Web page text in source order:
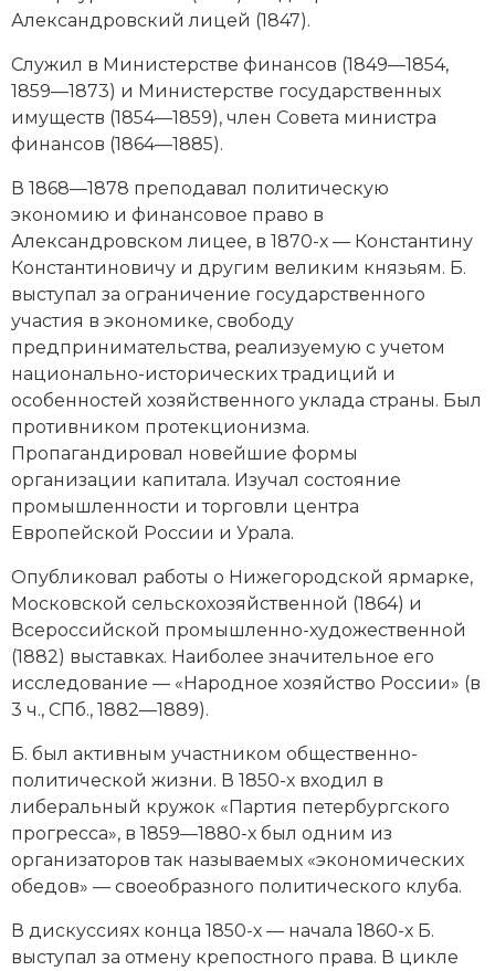
Генеалогия, геральдика
Государство и право
Европа
Империи
Историческая география и топонимика
История материальной и духовной культуры
История международных отношений
История, философия, теория и методология
исторического знания
Итория международных отношений
Латинская Америка
Новая история
Новейшая история
Нумизматика
Образование
Общественные объединения и организации
Политическая история
Революции и народные движения
Религия и церковь
Северная Америка
Александровский лицей (1847).
Служил в Министерстве финансов (1849—1854,
1859—1873) и Министерстве государственных
имуществ (1854—1859), член Совета министра
финансов (1864—1885).
В 1868—1878 преподавал политическую
экономию и финансовое право в
Александровском лицее, в 1870-х — Константину
Константиновичу и другим великим князьям. Б.
выступал за ограничение государственного
участия в экономике, свободу
предпринимательства, реализуемую с учетом
национально-исторических традиций и
особенностей хозяйственного уклада страны. Был
противником протекционизма.
Пропагандировал новейшие формы
организации капитала. Изучал состояние
промышленности и торговли центра
Европейской России и Урала.
Опубликовал работы о Нижегородской ярмарке,
Московской сельскохозяйственной (1864) и
Всероссийской промышленно-художественной
(1882) выставках. Наиболее значительное его
исследование — «Народное хозяйство России» (в
3 ч., СПб., 1882—1889).
Б. был активным участником общественно-
политической жизни. В 1850-х входил в
либеральный кружок «Партия петербургского
прогресса», в 1859—1880-х был одним из
организаторов так называемых «экономических
обедов» — своеобразного политического клуба.
В дискуссиях конца 1850-х — начала 1860-х Б.
выступал за отмену крепостного права. В цикле